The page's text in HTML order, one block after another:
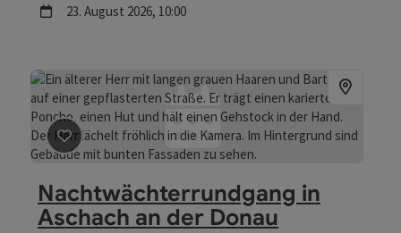
Nächster Termin
23. August 2026, 10:00
Beitrag merken: Nachtwächterrundgang in Aschach an
Nachtwächterrundgang in
Aschach an der Donau